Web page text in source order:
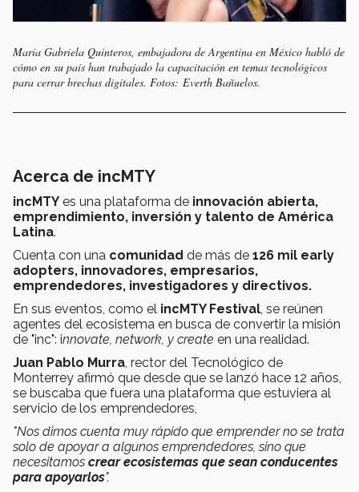
Maria Gabriela Quinteros, embajadora de Argentina en México habló de
cómo en su país han trabajado la capacitación en temas tecnológicos
para cerrar brechas digitales. Fotos: Everth Bañuelos.
Acerca de incMTY
incMTY es una plataforma de innovación abierta,
emprendimiento, inversión y talento de América
Latina.
Cuenta con una comunidad de más de 126 mil early
adopters, innovadores, empresarios,
emprendedores, investigadores y directivos.
En sus eventos, como el incMTY Festival, se reúnen
agentes del ecosistema en busca de convertir la misión
de "inc": innovate, network, y create en una realidad.
Juan Pablo Murra, rector del Tecnológico de
Monterrey afirmó que desde que se lanzó hace 12 años,
se buscaba que fuera una plataforma que estuviera al
servicio de los emprendedores,
"Nos dimos cuenta muy rápido que emprender no se trata
solo de apoyar a algunos emprendedores, sino que
necesitamos crear ecosistemas que sean conducentes
para apoyarlos".